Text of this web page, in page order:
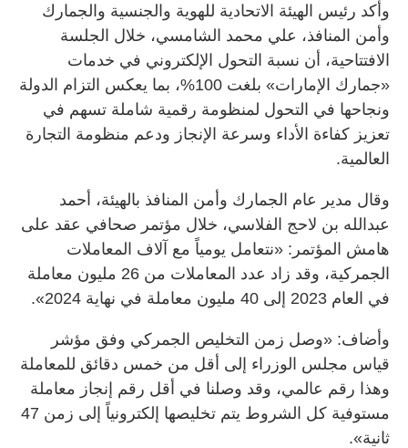
وأكد رئيس الهيئة الاتحادية للهوية والجنسية والجمارك
وأمن المنافذ، علي محمد الشامسي، خلال الجلسة
الافتتاحية، أن نسبة التحول الإلكتروني في خدمات
«جمارك الإمارات» بلغت 100%، بما يعكس التزام الدولة
ونجاحها في التحول لمنظومة رقمية شاملة تسهم في
تعزيز كفاءة الأداء وسرعة الإنجاز ودعم منظومة التجارة
العالمية.
وقال مدير عام الجمارك وأمن المنافذ بالهيئة، أحمد
عبدالله بن لاحج الفلاسي، خلال مؤتمر صحافي عقد على
هامش المؤتمر: «نتعامل يومياً مع آلاف المعاملات
الجمركية، وقد زاد عدد المعاملات من 26 مليون معاملة
في العام 2023 إلى 40 مليون معاملة في نهاية 2024».
وأضاف: «وصل زمن التخليص الجمركي وفق مؤشر
قياس مجلس الوزراء إلى أقل من خمس دقائق للمعاملة
وهذا رقم عالمي، وقد وصلنا في أقل رقم إنجاز معاملة
مستوفية كل الشروط يتم تخليصها إلكترونياً إلى زمن 47
ثانية».